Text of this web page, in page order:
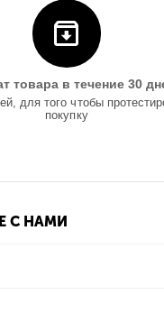
товара в течение 30
для того чтобы
покупку
С НАМИ